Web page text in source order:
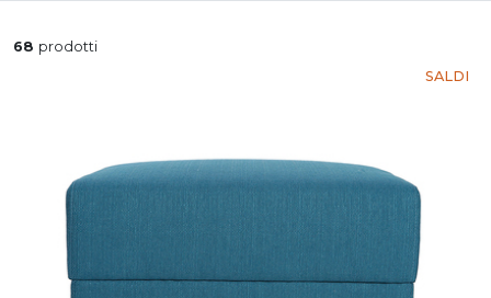
68 prodotti
SALDI